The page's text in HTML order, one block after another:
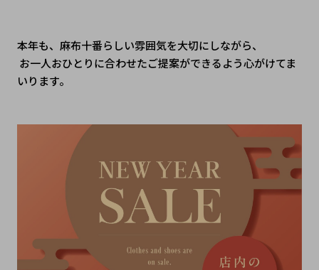
本年も、麻布十番らしい雰囲気を大切にしながら、
いります。